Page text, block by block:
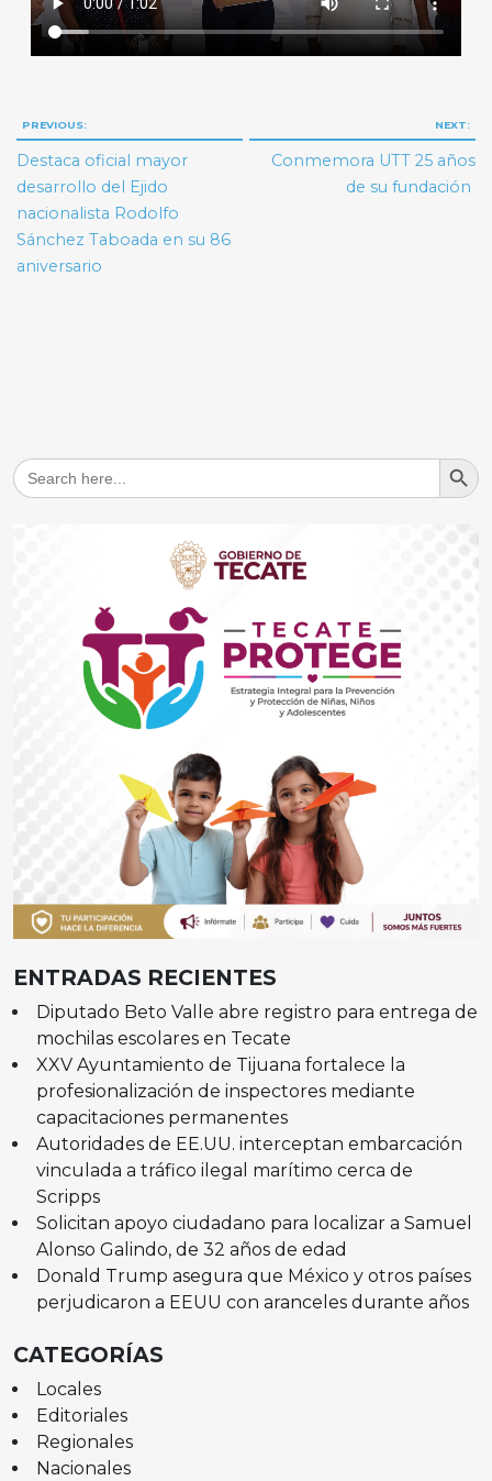
Navegación
de
entradas
PREVIOUS:
Destaca oficial mayor
desarrollo del Ejido
nacionalista Rodolfo
Sánchez Taboada en su 86
aniversario
NEXT:
Conmemora UTT 25 años
de su fundación
Search
for:
Search
ENTRADAS RECIENTES
Diputado Beto Valle abre registro para entrega de
mochilas escolares en Tecate
XXV Ayuntamiento de Tijuana fortalece la
profesionalización de inspectores mediante
capacitaciones permanentes
Autoridades de EE.UU. interceptan embarcación
vinculada a tráfico ilegal marítimo cerca de
Scripps
Solicitan apoyo ciudadano para localizar a Samuel
Alonso Galindo, de 32 años de edad
Donald Trump asegura que México y otros países
perjudicaron a EEUU con aranceles durante años
CATEGORÍAS
Locales
Editoriales
Regionales
Nacionales